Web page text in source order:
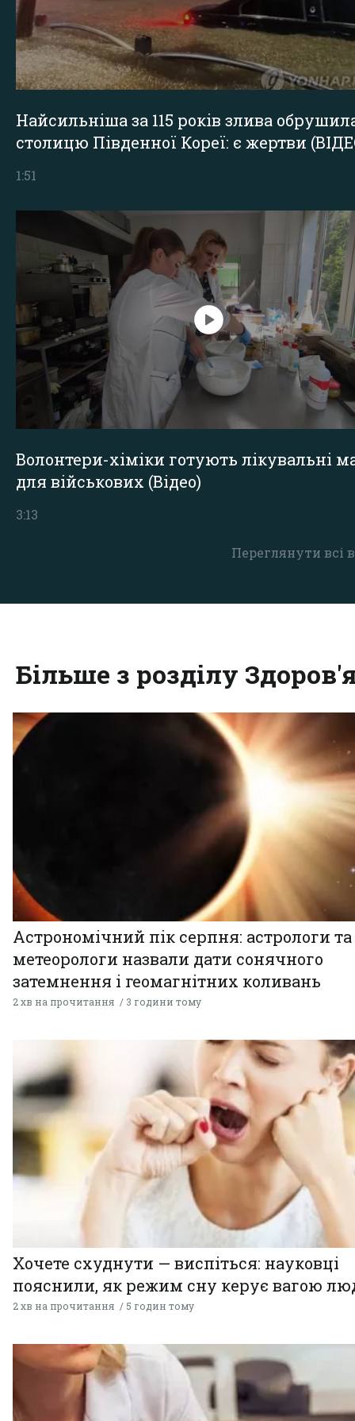
Переглянути всі
Найсильніша за 115 років злива
столицю Південної Кореї: є жертви
1:51
Волонтери-хіміки готують лікувальні
для військових (Відео)
3:13
Більше з розділу
Астрономічний пік серпня: астрологи та
метеорологи назвали дати сонячного
затемнення і геомагнітних коливань
2 хв на прочитання 3 години тому
Хочете схуднути — виспіться: науковці
пояснили, як режим сну керує вагою
2 хв на прочитання 5 годин тому